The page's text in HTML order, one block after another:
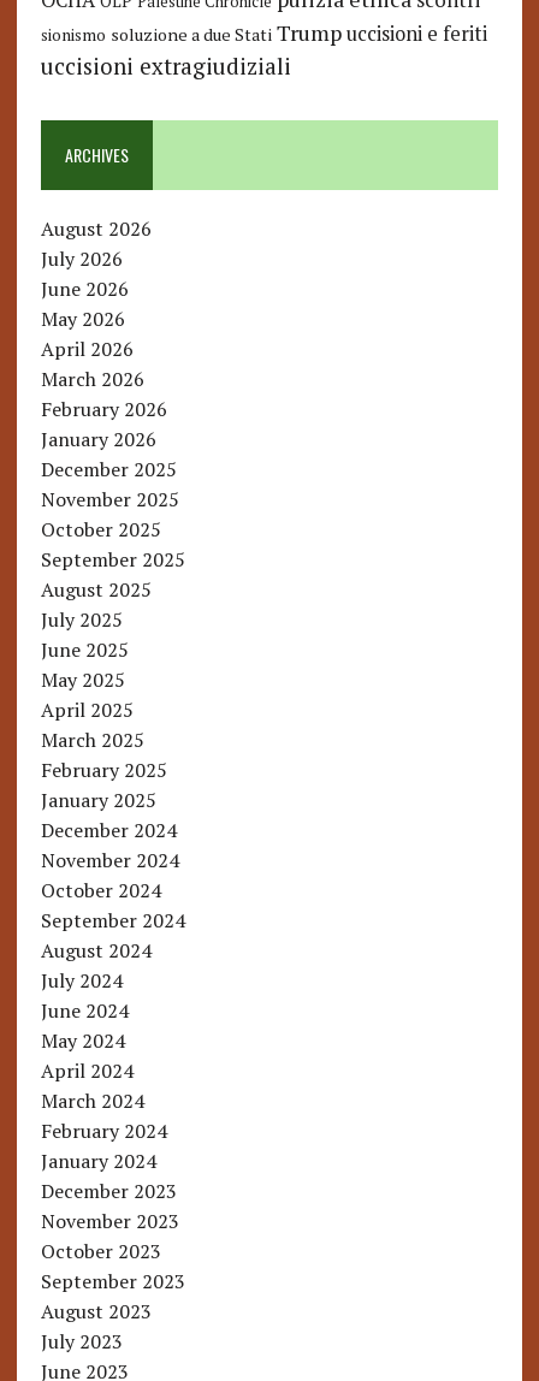
sionismo soluzione a due Stati Trump uccisioni e feriti
uccisioni extragiudiziali
ARCHIVES
August 2026
July 2026
June 2026
May 2026
April 2026
March 2026
February 2026
January 2026
December 2025
November 2025
October 2025
September 2025
August 2025
July 2025
June 2025
May 2025
April 2025
March 2025
February 2025
January 2025
December 2024
November 2024
October 2024
September 2024
August 2024
July 2024
June 2024
May 2024
April 2024
March 2024
February 2024
January 2024
December 2023
November 2023
October 2023
September 2023
August 2023
July 2023
June 2023